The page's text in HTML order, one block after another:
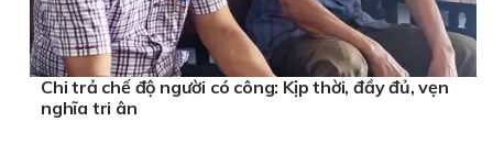
Chi trả chế độ người có công: Kịp thời, đầy đủ, vẹn
nghĩa tri ân